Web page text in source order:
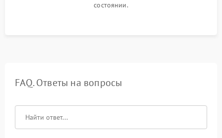
состоянии.
FAQ. Ответы на вопросы